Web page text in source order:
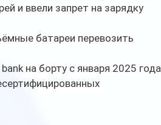
и ввели запрет на зарядку
батареи перевозить
на борту с января 2025